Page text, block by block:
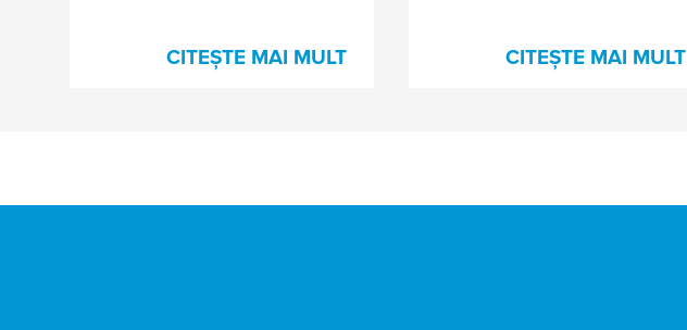
CITEȘTE MAI MULT CITEȘTE MAI MULT